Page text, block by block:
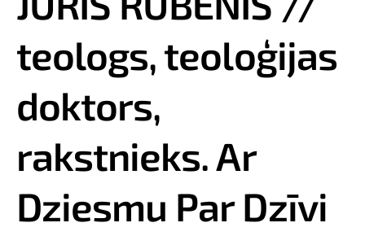
teologs, teoloģijas
doktors,
rakstnieks. Ar
Dziesmu Par Dzīvi